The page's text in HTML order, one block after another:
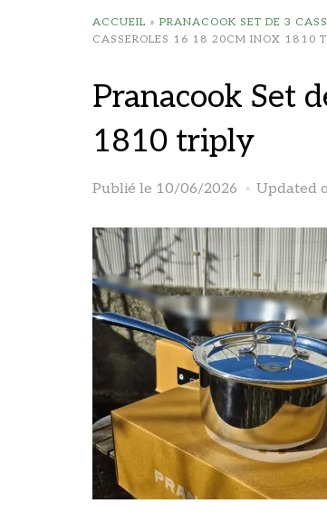
ACCUEIL » PRANACOOK SET DE 3
CASSEROLES 16 18 20CM INOX 1810
Pranacook Set
1810 triply
Publié le 10/06/2026 Updated